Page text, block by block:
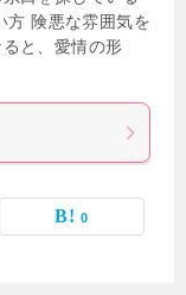
方 険悪な雰囲気を
と、愛情の形
0